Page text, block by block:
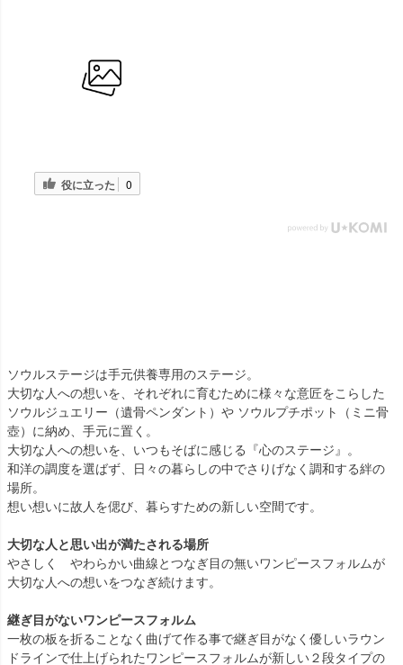
役に立った 0
ソウルステージは手元供養専用のステージ。
大切な人への想いを、それぞれに育むために様々な意匠をこらした
ソウルジュエリー（遺骨ペンダント）や ソウルプチポット（ミニ骨
壺）に納め、手元に置く。
大切な人への想いを、いつもそばに感じる『心のステージ』。
和洋の調度を選ばず、日々の暮らしの中でさりげなく調和する絆の
場所。
想い想いに故人を偲び、暮らすための新しい空間です。
大切な人と思い出が満たされる場所
やさしく やわらかい曲線とつなぎ目の無いワンピースフォルムが
大切な人への想いをつなぎ続けます。
継ぎ目がないワンピースフォルム
一枚の板を折ることなく曲げて作る事で継ぎ目がなく優しいラウン
ドラインで仕上げられたワンピースフォルムが新しい２段タイプの